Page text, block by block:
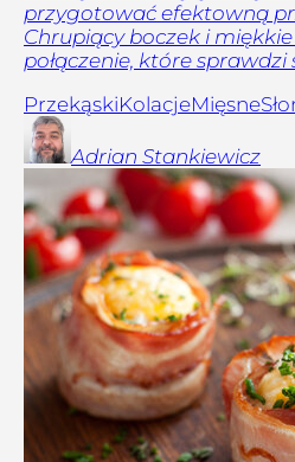
przygotować efektowną
Chrupiący boczek i
połączenie, które
PrzekąskiKolacjeMięsne
Adrian Stankiewicz